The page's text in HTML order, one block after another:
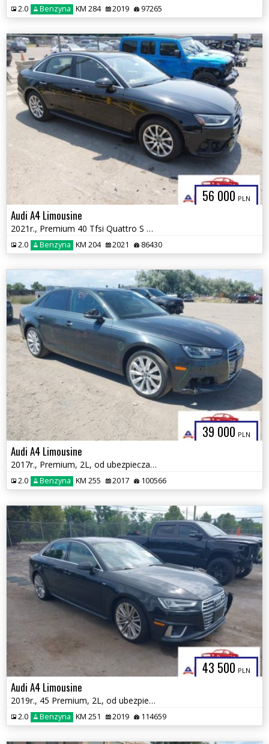
2.0 Benzyna KM 284 2019 97265
56 000 PLN
Audi A4 Limousine
2021r., Premium 40 Tfsi Quattro S Tronic, 2L, od ubezpieczalni
2.0 Benzyna KM 204 2021 86430
39 000 PLN
Audi A4 Limousine
2017r., Premium, 2L, od ubezpieczalni
2.0 Benzyna KM 255 2017 100566
43 500 PLN
Audi A4 Limousine
2019r., 45 Premium, 2L, od ubezpieczalni
2.0 Benzyna KM 251 2019 114659